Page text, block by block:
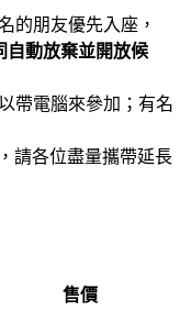
的朋友優先入座，
自動放棄並開放候
帶電腦來參加；有名
請各位盡量攜帶延長
售價